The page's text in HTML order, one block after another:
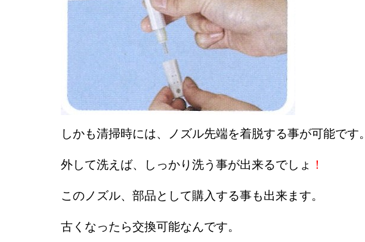
しかも清掃時には、ノズル先端を着脱する事が可能です。
外して洗えば、しっかり洗う事が出来るでしょ ！
このノズル、部品として購入する事も出来ます。
古くなったら交換可能なんです。